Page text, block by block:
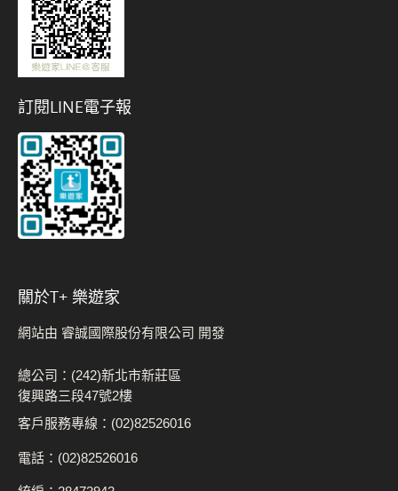
訂閱LINE電子報
關於t+ 樂遊家
網站由 睿誠國際股份有限公司 開發
總公司：(242)新北市新莊區
復興路三段47號2樓
客戶服務專線：(02)82526016
電話：(02)82526016